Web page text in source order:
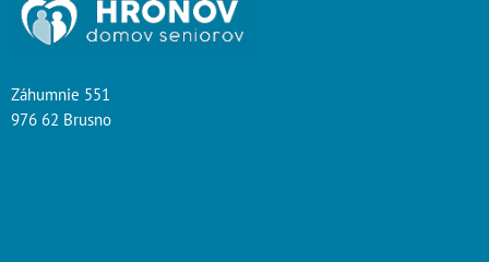
Záhumnie 551
976 62 Brusno